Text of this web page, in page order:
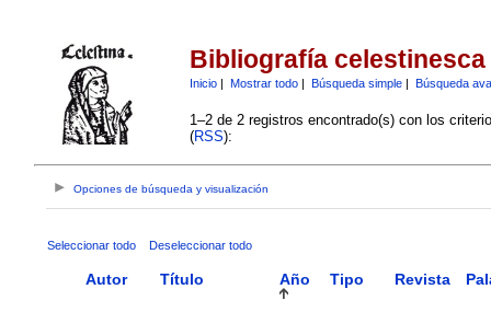
Bibliografía celestinesca
Inicio| Mostrar todo| Búsqueda simple| Búsqueda
1–2 de 2 registros encontrado(s) con los
(RSS):
Opciones de búsqueda y visualización
Seleccionar todo Deseleccionar todo
Autor Título Año Tipo Revista